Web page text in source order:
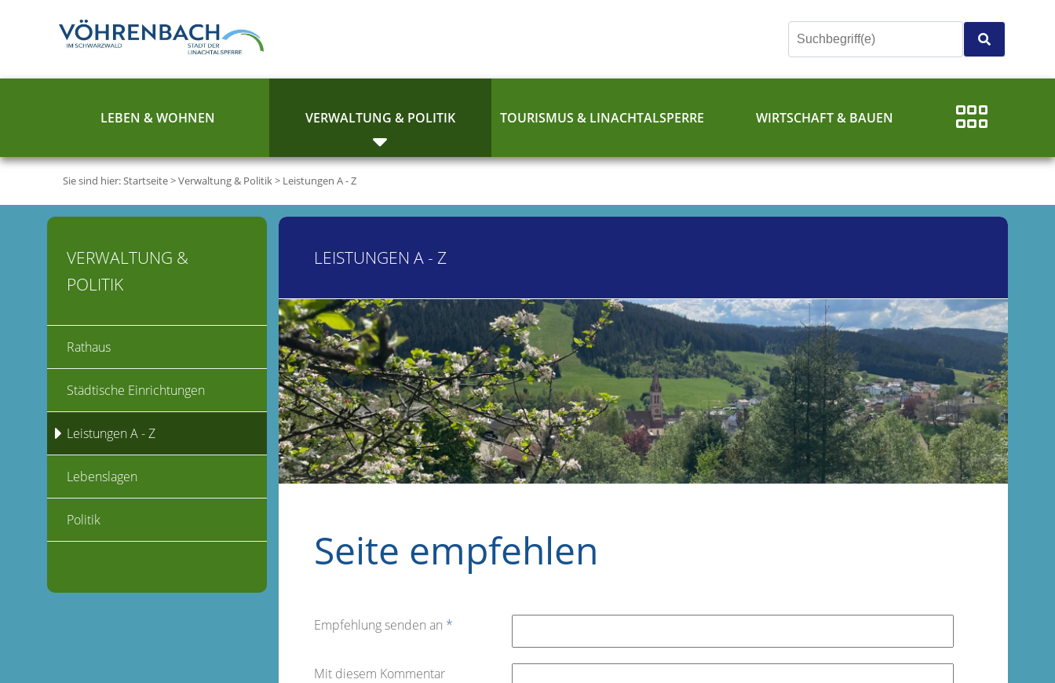
LEBEN & WOHNEN VERWALTUNG & POLITIK TOURISMUS & LINACHTALSPERRE WIRTSCHAFT & BAUEN
Sie sind hier:Startseite>Verwaltung & Politik> Leistungen A - Z
LEISTUNGEN A - Z
Seite empfehlen
Empfehlung senden an *
Mit diesem Kommentar
VERWALTUNG &
POLITIK
Rathaus
Städtische Einrichtungen
Leistungen A - Z
Lebenslagen
Politik